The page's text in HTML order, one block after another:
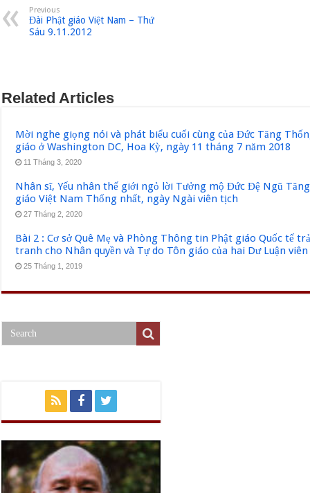
Previous
Đài Phật giáo Việt Nam – Thứ
Sáu 9.11.2012
Related Articles
Mời nghe giọng nói và phát biểu cuối cùng của Đức Tăng
giáo ở Washington DC, Hoa Kỳ, ngày 11 tháng 7 năm 2018
11 Tháng 3, 2020
Nhân sĩ, Yếu nhân thế giới ngỏ lời Tưởng mộ Đức Đệ Ngũ
giáo Việt Nam Thống nhất, ngày Ngài viên tịch
27 Tháng 2, 2020
Bài 2 : Cơ sở Quê Mẹ và Phòng Thông tin Phật giáo Quốc tế
tranh cho Nhân quyền và Tự do Tôn giáo của hai Dư Luận viên
25 Tháng 1, 2019